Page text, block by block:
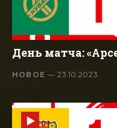
День матча:
НОВОЕ— 23.10.2023